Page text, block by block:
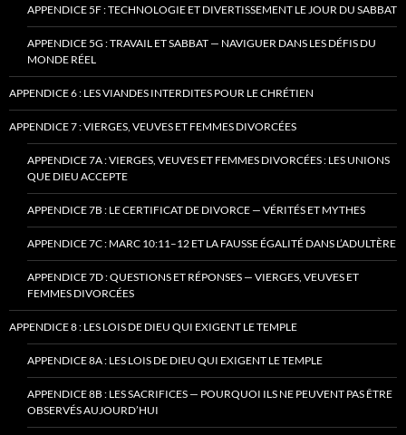
APPENDICE 5F : TECHNOLOGIE ET DIVERTISSEMENT LE JOUR DU SABBAT
APPENDICE 5G : TRAVAIL ET SABBAT — NAVIGUER DANS LES DÉFIS DU
MONDE RÉEL
APPENDICE 6 : LES VIANDES INTERDITES POUR LE CHRÉTIEN
APPENDICE 7 : VIERGES, VEUVES ET FEMMES DIVORCÉES
APPENDICE 7A : VIERGES, VEUVES ET FEMMES DIVORCÉES : LES UNIONS
QUE DIEU ACCEPTE
APPENDICE 7B : LE CERTIFICAT DE DIVORCE — VÉRITÉS ET MYTHES
APPENDICE 7C : MARC 10:11–12 ET LA FAUSSE ÉGALITÉ DANS L’ADULTÈRE
APPENDICE 7D : QUESTIONS ET RÉPONSES — VIERGES, VEUVES ET
FEMMES DIVORCÉES
APPENDICE 8 : LES LOIS DE DIEU QUI EXIGENT LE TEMPLE
APPENDICE 8A : LES LOIS DE DIEU QUI EXIGENT LE TEMPLE
APPENDICE 8B : LES SACRIFICES — POURQUOI ILS NE PEUVENT PAS ÊTRE
OBSERVÉS AUJOURD’HUI